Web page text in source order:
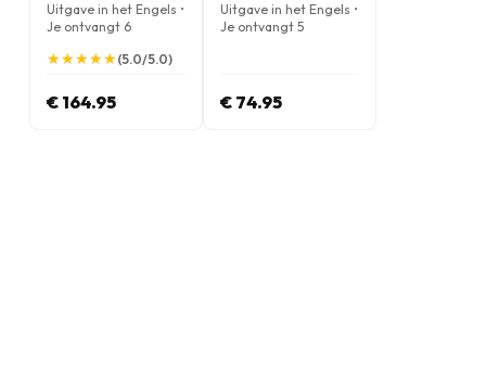
Uitgave in het Engels •
Je ontvangt 6
★
★★
★★
★★
★★
★(5.0/5.0)
€ 164.95
Uitgave in het Engels •
Je ontvangt 5
€ 74.95